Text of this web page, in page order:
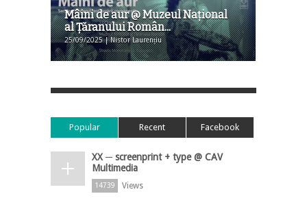
Mâini de aur @ Muzeul Naţional
al Ţăranului Român...
25/09/2025 | Nistor Laurențiu
Popular Recent Facebook
XX ─ screenprint + type @ CAV
Multimedia
14739 Views